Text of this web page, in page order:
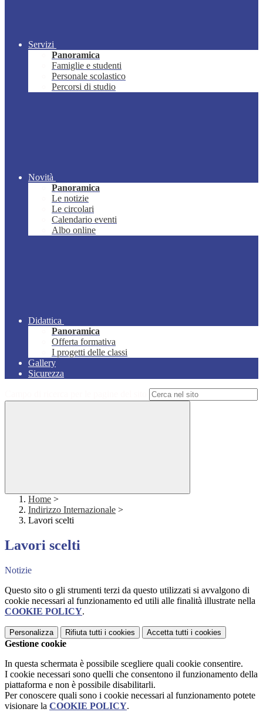
Servizi
Panoramica
Famiglie e studenti
Personale scolastico
Percorsi di studio
Novità
Panoramica
Le notizie
Le circolari
Calendario eventi
Albo online
Didattica
Panoramica
Offerta formativa
I progetti delle classi
Gallery
Sicurezza
Home >
Indirizzo Internazionale >
Lavori scelti
Lavori scelti
Notizie
Questo sito o gli strumenti terzi da questo utilizzati si avvalgono di
cookie necessari al funzionamento ed utili alle finalità illustrate nella
COOKIE POLICY.
Personalizza Rifiuta tutti i cookies Accetta tutti i cookies
Gestione cookie
In questa schermata è possibile scegliere quali cookie consentire.
I cookie necessari sono quelli che consentono il funzionamento della
piattaforma e non è possibile disabilitarli.
Per conoscere quali sono i cookie necessari al funzionamento potete
visionare la COOKIE POLICY.